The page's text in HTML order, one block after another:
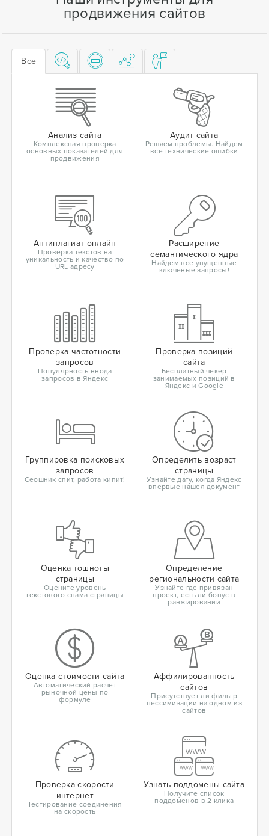
продвижения сайтов
Все
Анализ сайта
Комплексная проверка
основных показателей для
продвижения
Аудит сайта
Решаем проблемы. Найдем
все технические ошибки
Антиплагиат онлайн
Проверка текстов на
уникальность и качество по
URL адресу
Расширение
семантического ядра
Найдем все упущенные
ключевые запросы!
Проверка частотности
запросов
Популярность ввода
запросов в Яндекс
Проверка позиций
сайта
Бесплатный чекер
занимаемых позиций в
Яндекс и Google
Группировка поисковых
запросов
Сеошник спит, работа кипит!
Определить возраст
страницы
Узнайте дату, когда Яндекс
впервые нашел документ
Оценка тошноты
страницы
Оцените уровень
текстового спама страницы
Определение
региональности сайта
Узнайте где привязан
проект, есть ли бонус в
ранжировании
Оценка стоимости сайта
Автоматический расчет
рыночной цены по
формуле
Аффилированность
сайтов
Присутствует ли фильтр
пессимизации на одном из
сайтов
Проверка скорости
интернет
Тестирование соединения
на скорость
Узнать поддомены сайта
Получите список
поддоменов в 2 клика